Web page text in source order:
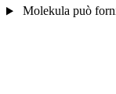
Molekula può